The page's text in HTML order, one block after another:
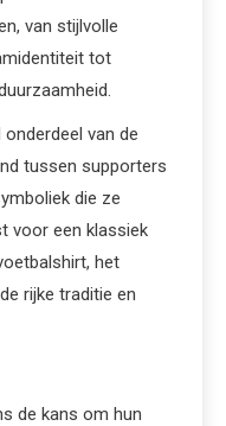
van stijlvolle
tot
van de
tussen supporters
die ze
voor een klassiek
het
rijke traditie en
de kans om hun